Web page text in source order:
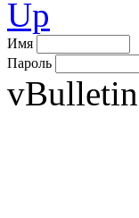
Up
Имя
Пароль